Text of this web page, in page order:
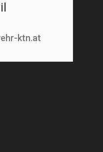
ktn.at